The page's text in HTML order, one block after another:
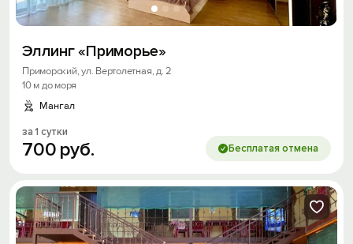
Эллинг «Приморье»
Приморский, ул. Вертолетная, д. 2
10 м до моря
Мангал
за 1 сутки
700 руб. Бесплатая отмена